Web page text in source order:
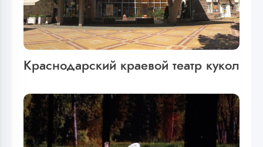
Краснодарский краевой театр кукол